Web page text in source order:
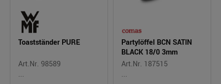
Toastständer PURE
Art.Nr. 98589
...
Partylöffel BCN SATIN
BLACK 18/0 3mm
Art.Nr. 187515
...